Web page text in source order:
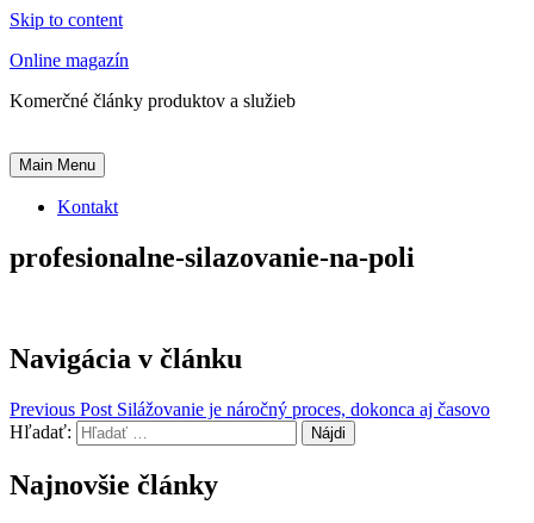
Skip to content
Online magazín
Komerčné články produktov a služieb
Main Menu
Kontakt
profesionalne-silazovanie-na-poli
Navigácia v článku
Previous Post Silážovanie je náročný proces, dokonca aj časovo
Hľadať:
Najnovšie články